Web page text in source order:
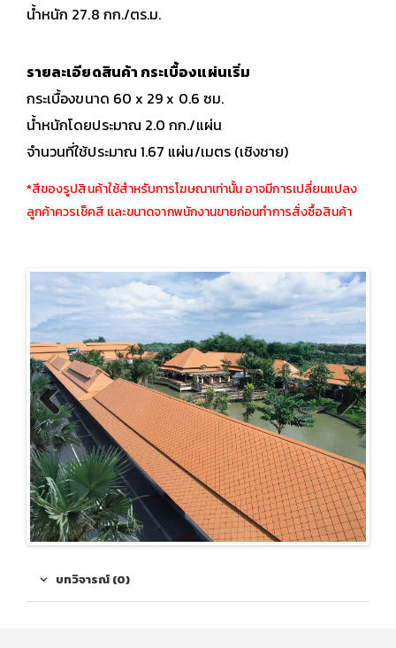
น้ำหนัก 27.8 กก./ตร.ม.
รายละเอียดสินค้า กระเบื้องแผ่นเริ่ม
กระเบื้องขนาด 60 x 29 x 0.6 ซม.
น้ำหนักโดยประมาณ 2.0 กก./แผ่น
จำนวนที่ใช้ประมาณ 1.67 แผ่น/เมตร (เชิงชาย)
*สีของรูปสินค้าใช้สำหรับการโฆษณาเท่านั้น อาจมีการเปลี่ยนแปลง
ลูกค้าควรเช็คสี เเละขนาดจากพนักงานขายก่อนทำการสั่งซื้อสินค้า
Previous Next
บทวิจารณ์ (0)